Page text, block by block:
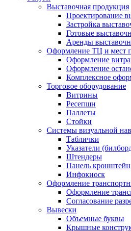
Выставочная продукция
Проектирование
Застройка
Готовые
Аренды
Оформление ТЦ и мест
Оформление
Оформление
Комплексное
Торговое оборудование
Витрины
Ресепшн
Паллеты
Стойки
Системы визуальной
Таблички
Указатели
Штендеры
Панель кронштейн
Инфокиоск
Оформление
Оформление
Согласование
Вывески
Объемные буквы
Крышные